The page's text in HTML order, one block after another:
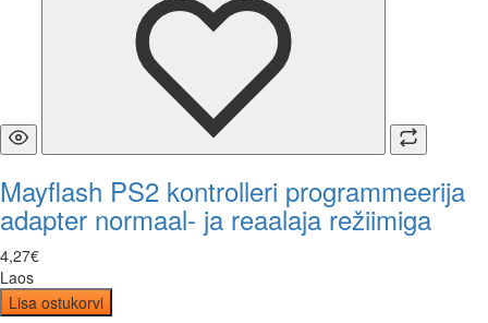
Mayflash PS2 kontrolleri programmeerija
adapter normaal- ja reaalaja režiimiga
4,27€
Laos
Lisa ostukorvi